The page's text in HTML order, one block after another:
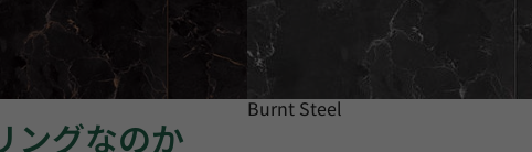
Burnt Steel
ングなのか